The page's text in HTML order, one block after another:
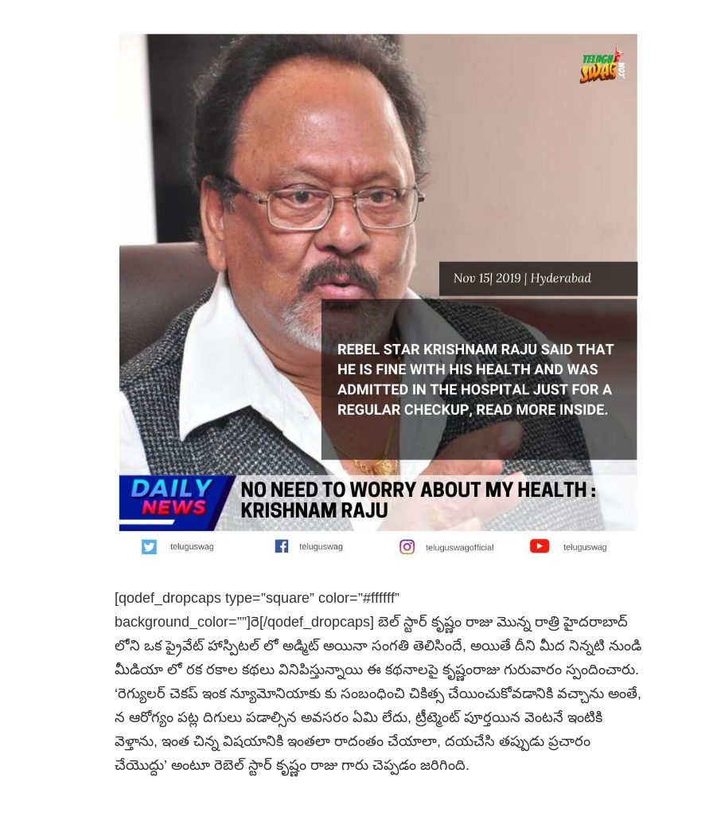
[qodef_dropcaps type=”square” color=”#ffffff”
background_color=””]రె[/qodef_dropcaps] బెల్ స్టార్ కృష్ణం రాజు మొన్న రాత్రి హైదరాబాద్
లోని ఒక ప్రైవేట్ హాస్పిటల్ లో అడ్మిట్ అయినా సంగతి తెలిసిందే, అయితే దీని మీద నిన్నటి నుండి
మీడియా లో రక రకాల కథలు వినిపిస్తున్నాయి ఈ కథనాలపై కృష్ణంరాజు గురువారం స్పందించారు.
‘రెగ్యులర్ చెకప్ ఇంక న్యూమోనియాకు కు సంబంధించి చికిత్స చేయించుకోవడానికి వచ్చాను అంతే,
న ఆరోగ్యం పట్ల దిగులు పడాల్సిన అవసరం ఏమి లేదు, ట్రీట్మెంట్ పూర్తయిన వెంటనే ఇంటికి
వెళ్తాను, ఇంత చిన్న విషయానికి ఇంతలా రాదంతం చేయాలా, దయచేసి తప్పుడు ప్రచారం
చేయొద్దు’ అంటూ రెబెల్ స్టార్ కృష్ణం రాజు గారు చెప్పడం జరిగింది.